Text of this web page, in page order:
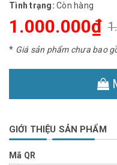
Tình trạng: Còn hàng
1.000.000₫
* Giá sản phẩm chưa bao
GIỚI THIỆU SẢN PHẨM
Mã QR